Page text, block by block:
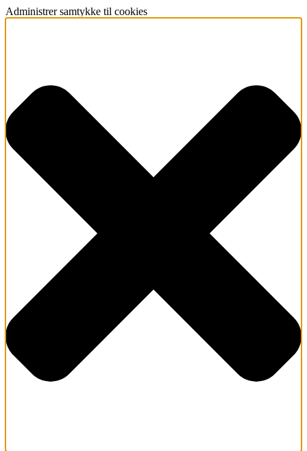
Administrer samtykke til cookies